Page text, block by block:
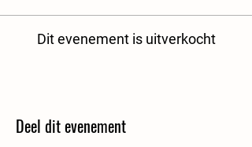
Dit evenement is uitverkocht
Deel dit evenement